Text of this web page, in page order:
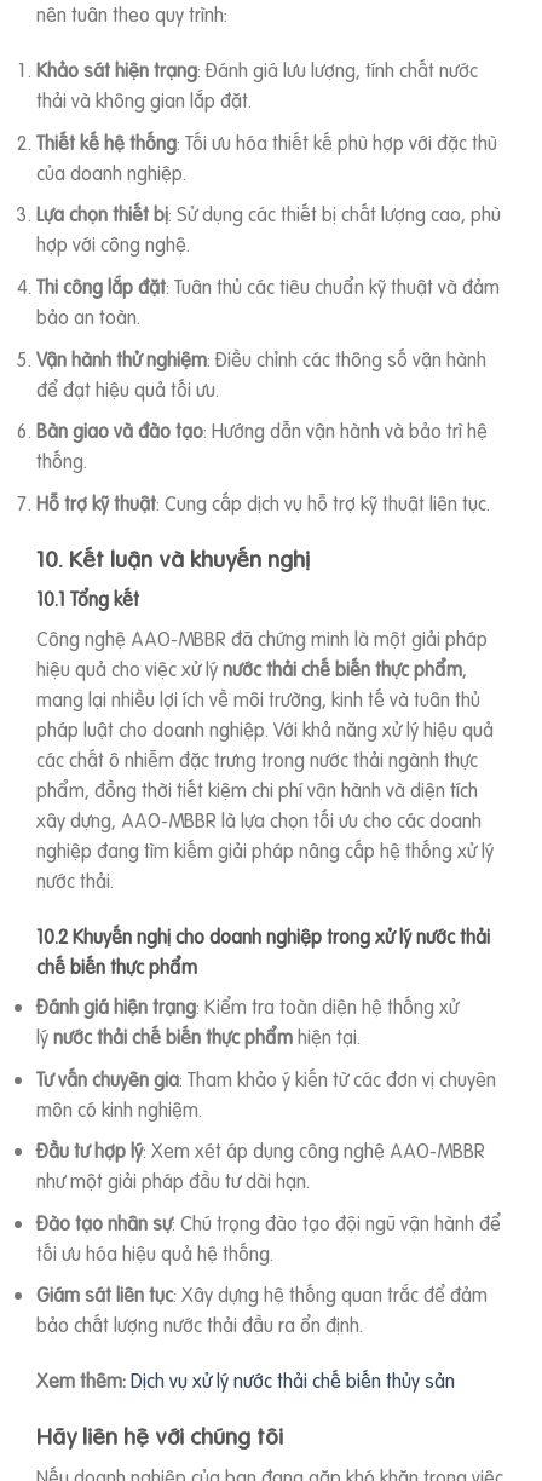
nên tuân theo quy trình:
Khảo sát hiện trạng: Đánh giá lưu lượng, tính chất nước
thải và không gian lắp đặt.
Thiết kế hệ thống: Tối ưu hóa thiết kế phù hợp với đặc thù
của doanh nghiệp.
Lựa chọn thiết bị: Sử dụng các thiết bị chất lượng cao, phù
hợp với công nghệ.
Thi công lắp đặt: Tuân thủ các tiêu chuẩn kỹ thuật và đảm
bảo an toàn.
Vận hành thử nghiệm: Điều chỉnh các thông số vận hành
để đạt hiệu quả tối ưu.
Bàn giao và đào tạo: Hướng dẫn vận hành và bảo trì hệ
thống.
Hỗ trợ kỹ thuật: Cung cấp dịch vụ hỗ trợ kỹ thuật liên tục.
10. Kết luận và khuyến nghị
10.1 Tổng kết
Công nghệ AAO-MBBR đã chứng minh là một giải pháp
hiệu quả cho việc xử lýnước thải chế biến thực phẩm,
mang lại nhiều lợi ích về môi trường, kinh tế và tuân thủ
pháp luật cho doanh nghiệp. Với khả năng xử lý hiệu quả
các chất ô nhiễm đặc trưng trong nước thải ngành thực
phẩm, đồng thời tiết kiệm chi phí vận hành và diện tích
xây dựng, AAO-MBBR là lựa chọn tối ưu cho các doanh
nghiệp đang tìm kiếm giải pháp nâng cấp hệ thống xử lý
nước thải.
10.2 Khuyến nghị cho doanh nghiệp trong xử lý nước thải
chế biến thực phẩm
Đánh giá hiện trạng: Kiểm tra toàn diện hệ thống xử
lýnước thải chế biến thực phẩmhiện tại.
Tư vấn chuyên gia: Tham khảo ý kiến từ các đơn vị chuyên
môn có kinh nghiệm.
Đầu tư hợp lý: Xem xét áp dụng công nghệ AAO-MBBR
như một giải pháp đầu tư dài hạn.
Đào tạo nhân sự: Chú trọng đào tạo đội ngũ vận hành để
tối ưu hóa hiệu quả hệ thống.
Giám sát liên tục: Xây dựng hệ thống quan trắc để đảm
bảo chất lượng nước thải đầu ra ổn định.
Xem thêm:Dịch vụ xử lý nước thải chế biến thủy sản
Hãy liên hệ với chúng tôi